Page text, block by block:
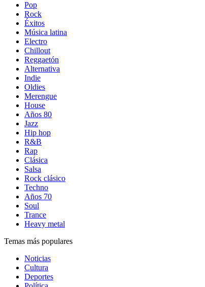
Pop
Rock
Éxitos
Música latina
Electro
Chillout
Reggaetón
Alternativa
Indie
Oldies
Merengue
House
Años 80
Jazz
Hip hop
R&B
Rap
Clásica
Salsa
Rock clásico
Techno
Años 70
Soul
Trance
Heavy metal
Temas más populares
Noticias
Cultura
Deportes